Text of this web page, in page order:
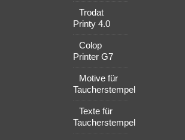
Trodat
Printy 4.0
Colop
Printer G7
Motive für
Taucherstempel
Texte für
Taucherstempel